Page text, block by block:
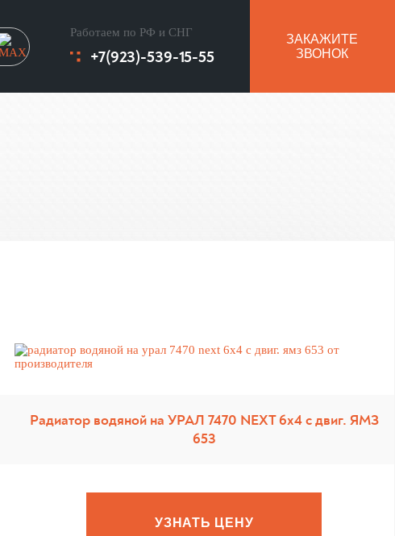
Работаем по РФ и СНГ
+7(923)-539-15-55
ЗАКАЖИТЕ
ЗВОНОК
Радиатор водяной на УРАЛ 7470 NEXT 6х4 с двиг. ЯМЗ
653
УЗНАТЬ ЦЕНУ